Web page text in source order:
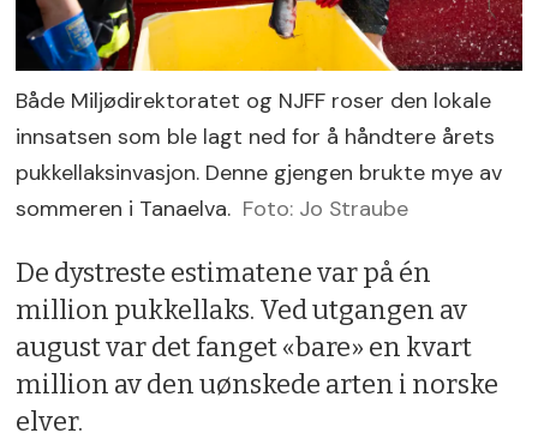
Både Miljødirektoratet og NJFF roser den lokale
innsatsen som ble lagt ned for å håndtere årets
pukkellaksinvasjon. Denne gjengen brukte mye av
sommeren i Tanaelva. Foto: Jo Straube
De dystreste estimatene var på én
million pukkellaks. Ved utgangen av
august var det fanget «bare» en kvart
million av den uønskede arten i norske
elver.